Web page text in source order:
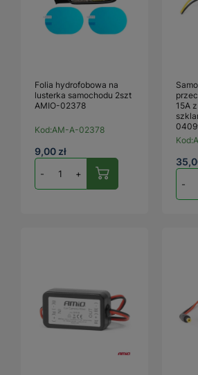
Folia hydrofobowa na
lusterka samochodu 2szt
AMIO-02378
Kod:AM-A-02378
9,00 zł
- +
15A
Kod:
-